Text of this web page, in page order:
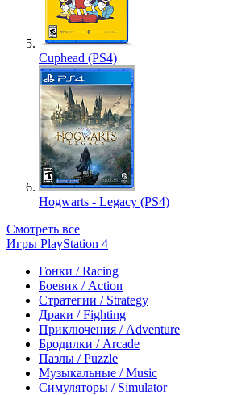
Cuphead (PS4)
Hogwarts - Legacy (PS4)
Смотреть все
Игры PlayStation 4
Гонки / Racing
Боевик / Action
Стратегии / Strategy
Драки / Fighting
Приключения / Adventure
Бродилки / Arcade
Пазлы / Puzzle
Музыкальные / Music
Симуляторы / Simulator